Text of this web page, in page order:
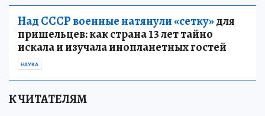
Над СССР военные натянули «сетку»для
пришельцев: как страна 13 лет тайно
искала и изучала инопланетных гостей
НАУКА
К ЧИТАТЕЛЯМ